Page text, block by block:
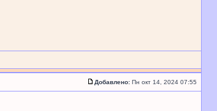
Добавлено: Пн окт 14, 2024 07:55